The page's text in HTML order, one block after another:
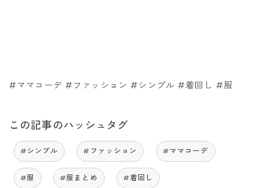
#ママコーデ #ファッション #シンプル #着回し #服
この記事のハッシュタグ
#シンプル #ファッション #ママコーデ
#服 #服まとめ #着回し